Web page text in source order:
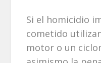
Si el homicidio
cometido
motor o un